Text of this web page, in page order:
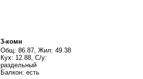
3-комн
Общ: 86.87, Жил: 49.38
Кух: 12.88, С/у:
раздельный
Балкон: есть